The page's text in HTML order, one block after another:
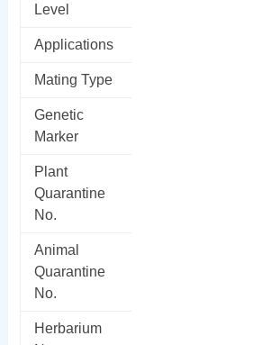
Level
Applications
Mating Type
Genetic
Marker
Plant
Quarantine
No.
Animal
Quarantine
No.
Herbarium